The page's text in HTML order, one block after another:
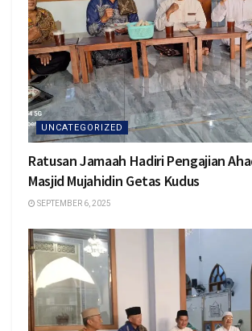
UNCATEGORIZED
Ratusan Jamaah Hadiri Pengajian
Masjid Mujahidin Getas Kudus
SEPTEMBER 6, 2025